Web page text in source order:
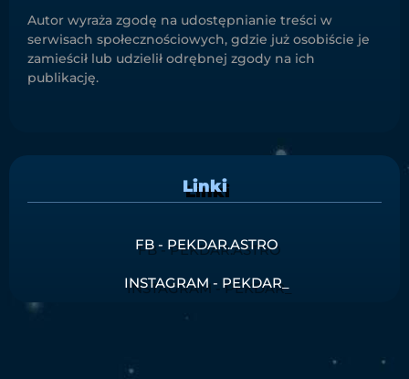
Autor wyraża zgodę na udostępnianie treści w
serwisach społecznościowych, gdzie już osobiście je
zamieścił lub udzielił odrębnej zgody na ich
publikację.
Linki
FB - PEKDAR.ASTRO
INSTAGRAM - PEKDAR_